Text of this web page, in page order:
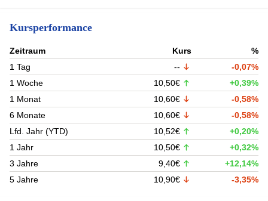
Kursperformance
Zeitraum Kurs
%
1 Tag
--
-0,07%
1 Woche
10,50€
+0,39%
1 Monat
10,60€
-0,58%
6 Monate
10,60€
-0,58%
Lfd. Jahr (YTD)
10,52€
+0,20%
1 Jahr
10,50€
+0,32%
3 Jahre
9,40€
+12,14%
5 Jahre
10,90€ -3,35%